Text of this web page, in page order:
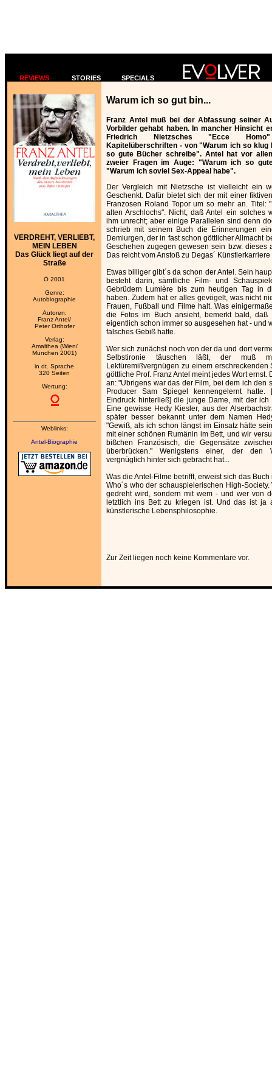
REVIEWS STORIES SPECIALS
VERDREHT, VERLIEBT,
MEIN LEBEN
Das Glück liegt auf der
Straße
Ö 2001
Genre:
Autobiographie
Autoren:
Franz Antel/
Peter Orthofer
Verlag:
Amalthea (Wien/
München 2001)
in dt. Sprache
320 Seiten
Wertung:
Weblinks:
Antel-Biographie
Warum ich so gut bin...
Franz Antel muß bei der Abfassung seiner
Vorbilder gehabt haben. In mancher Hinsicht
Friedrich Nietzsches "Ecce
Kapitelüberschriften - von "Warum ich so klug
so gute Bücher schreibe". Antel hat vor
zweier Fragen im Auge: "Warum ich so
"Warum ich soviel Sex-Appeal habe".
Der Vergleich mit Nietzsche ist vielleicht ein
Geschenkt. Dafür bietet sich der mit einer
Franzosen Roland Topor um so mehr an. Titel:
alten Arschlochs". Nicht, daß Antel ein solches
ihm unrecht; aber einige Parallelen sind denn
schrieb mit seinem Buch die Erinnerungen
Demiurgen, der in fast schon göttlicher Allmacht
Geschehen zugegen gewesen sein bzw. dieses
Das reicht vom Anstoß zu Degas´
Etwas billiger gibt´s da schon der Antel. Sein
besteht darin, sämtliche Film- und
Gebrüdern Lumière bis zum heutigen Tag in
haben. Zudem hat er alles gevögelt, was nicht
Frauen, Fußball und Filme halt. Was
die Fotos im Buch ansieht, bemerkt bald, daß
eigentlich schon immer so ausgesehen hat - und
falsches Gebiß hatte.
Wer sich zunächst noch von der da und dort
Selbstironie täuschen läßt, der muß mit
Lektüremißvergnügen zu einem erschreckenden
göttliche Prof. Franz Antel meint jedes Wort ernst.
an: "Übrigens war das der Film, bei dem ich den
Producer Sam Spiegel kennengelernt hatte.
Eindruck hinterließ] die junge Dame, mit der ich
Eine gewisse Hedy Kiesler, aus der
später besser bekannt unter dem Namen
"Gewiß, als ich schon längst im Einsatz hätte
mit einer schönen Rumänin im Bett, und wir
bißchen Französisch, die Gegensätze
überbrücken." Wenigstens einer, der den
vergnüglich hinter sich gebracht hat...
Was die Antel-Filme betrifft, erweist sich das
Who´s who der schauspielerischen High-
gedreht wird, sondern mit wem - und wer von
letztlich ins Bett zu kriegen ist. Und das ist ja
künstlerische Lebensphilosophie.
Zur Zeit liegen noch keine Kommentare vor.